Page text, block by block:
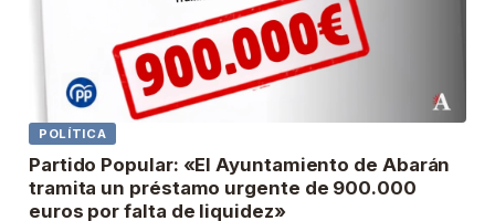
POLÍTICA
Partido Popular: «El Ayuntamiento de Abarán
tramita un préstamo urgente de 900.000
euros por falta de liquidez»